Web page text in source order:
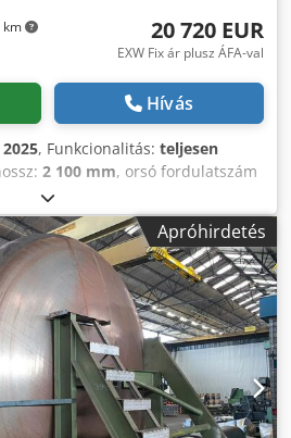
km 20 720 EUR
EXW Fix ár plusz ÁFA-val
Hívás
2025, Funkcionalitás: teljesen
2 100 mm, orsó fordulatszám
(max.):
2 300 mm, teljes szélesség:
2 600 kg, előtolási hossz X-tengely:
Y tengelyen:400 mm, Z tengely
, előtolás X tengelyen:18 m/min,
18 m/min , előtolási
min, bemeneti feszültség:400 V,
háromfázisú, garancia időtartama:
120 mm, X tengely
mm, Y tengely mozgástávolsága:
távolság:450 mm, marófej
Apróhirdetés